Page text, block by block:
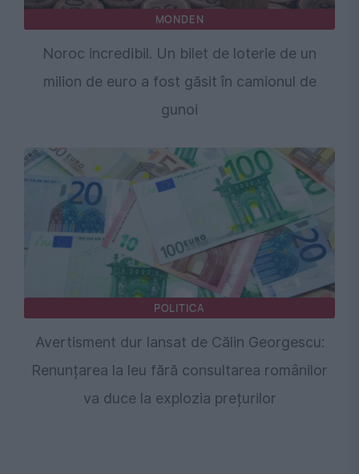
MONDEN
Noroc incredibil. Un bilet de loterie de un
milion de euro a fost găsit în camionul de
gunoi
POLITICA
Avertisment dur lansat de Călin Georgescu:
Renunțarea la leu fără consultarea românilor
va duce la explozia prețurilor